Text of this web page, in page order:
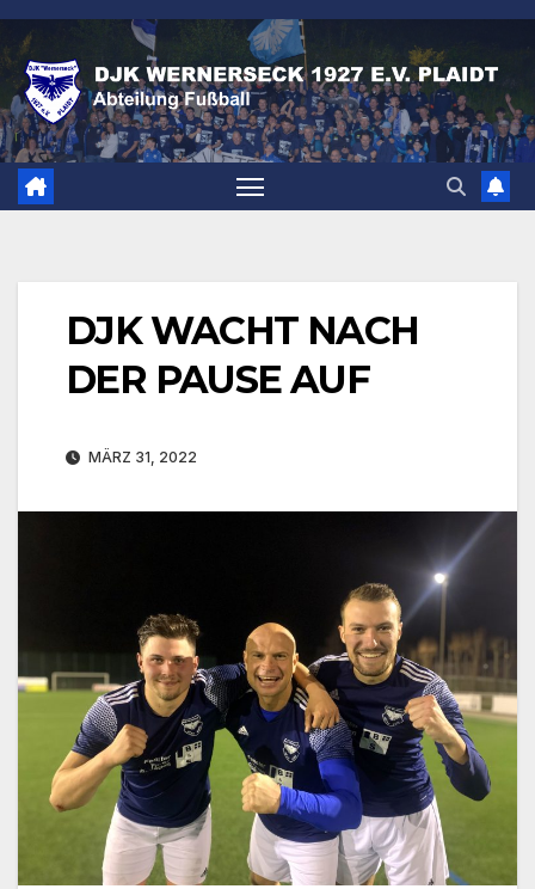
Zum
Inhalt
springen
DJK WACHT NACH
DER PAUSE AUF
MÄRZ 31, 2022